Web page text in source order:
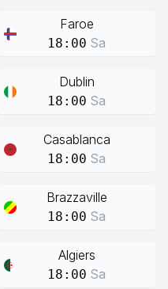
Faroe
18:00 Sa
Dublin
18:00 Sa
Casablanca
18:00 Sa
Brazzaville
18:00 Sa
Algiers
18:00 Sa